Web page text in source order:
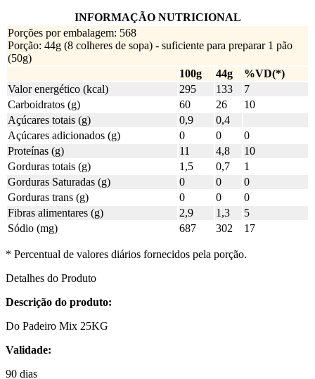
INFORMAÇÃO NUTRICIONAL
Porções por embalagem: 568
Porção: 44g (8 colheres de sopa) - suficiente para preparar 1 pão
(50g)
100g
44g
%VD(*)
Valor energético (kcal)
295 133
7
Carboidratos (g)
60 26
10
Açúcares totais (g)
0,9
0,4
Açúcares adicionados (g)
0 0
0
Proteínas (g)
11 4,8
10
Gorduras totais (g)
1,5 0,7
1
Gorduras Saturadas (g)
0 0
0
Gorduras trans (g)
0 0
0
Fibras alimentares (g)
2,9 1,3
5
Sódio (mg)
687 302 17
* Percentual de valores diários fornecidos pela porção.
Detalhes do Produto
Descrição do produto:
Do Padeiro Mix 25KG
Validade:
90 dias